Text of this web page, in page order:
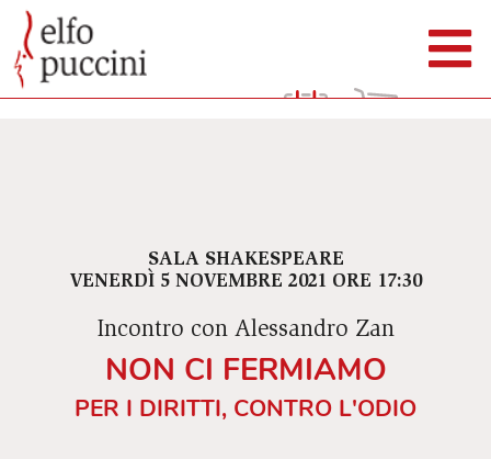
SALA SHAKESPEARE
VENERDÌ 5 NOVEMBRE 2021 ORE 17:30
Incontro con Alessandro Zan
NON CI FERMIAMO
PER I DIRITTI, CONTRO L'ODIO